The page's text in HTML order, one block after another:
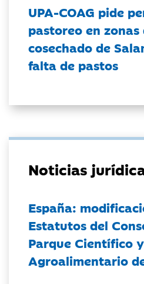
UPA-COAG pide
pastoreo en zonas
cosechado de
falta de pastos
Noticias
España:
Estatutos del
Parque Científico
Agroalimentario